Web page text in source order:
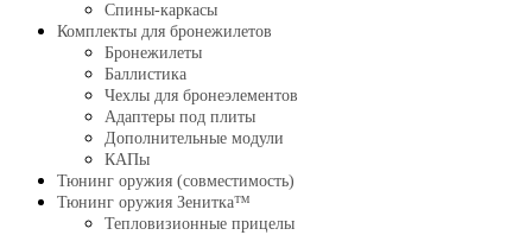
Спины-каркасы
Комплекты для бронежилетов
Бронежилеты
Баллистика
Чехлы для бронеэлементов
Адаптеры под плиты
Дополнительные модули
КАПы
Тюнинг оружия (совместимость)
Тюнинг оружия Зенитка™
Тепловизионные прицелы